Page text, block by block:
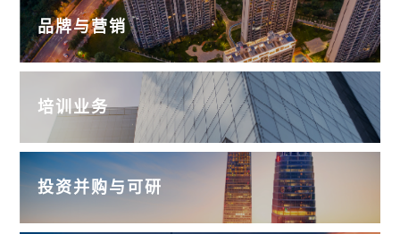
品牌与营销
培训业务
投资并购与可研